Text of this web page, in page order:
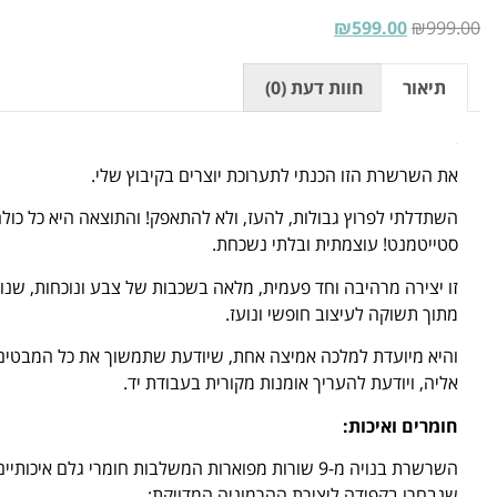
₪999.00
₪599.00
תיאור חוות דעת (0)
את השרשרת הזו הכנתי לתערוכת יוצרים בקיבוץ שלי.
השתדלתי לפרוץ גבולות, להעז, ולא להתאפק! והתוצאה היא כל
סטייטמנט! עוצמתית ובלתי נשכחת.
זו יצירה מרהיבה וחד פעמית, מלאה בשכבות של צבע ונוכחות,
מתוך תשוקה לעיצוב חופשי ונועז.
והיא מיועדת למלכה אמיצה אחת, שיודעת שתמשוך את כל
אליה, ויודעת להעריך אומנות מקורית בעבודת יד.
חומרים ואיכות:
השרשרת בנויה מ-9 שורות מפוארות המשלבות חומרי גלם